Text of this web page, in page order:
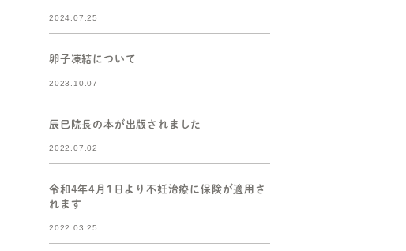
2024.07.25
卵子凍結について
2023.10.07
辰巳院長の本が出版されました
2022.07.02
令和4年4月1日より不妊治療に保険が適用さ
れます
2022.03.25